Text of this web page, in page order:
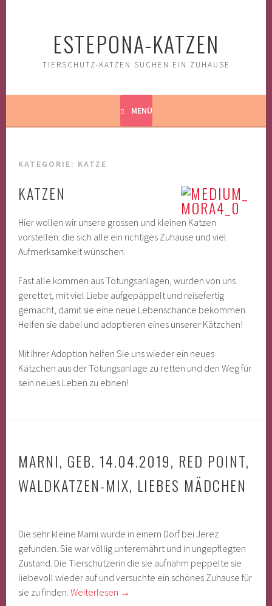
ESTEPONA-KATZEN
TIERSCHUTZ-KATZEN SUCHEN EIN ZUHAUSE
MENÜ
KATEGORIE: KATZE
KATZEN
Hier wollen wir unsere grossen und kleinen Katzen
vorstellen. die sich alle ein richtiges Zuhause und viel
Aufmerksamkeit wünschen.
Fast alle kommen aus Tötungsanlagen, wurden von uns
gerettet, mit viel Liebe aufgepäppelt und reisefertig
gemacht, damit sie eine neue Lebenschance bekommen.
Helfen sie dabei und adoptieren eines unserer Kätzchen!
Mit ihrer Adoption helfen Sie uns wieder ein neues
Kätzchen aus der Tötungsanlage zu retten und den Weg für
sein neues Leben zu ebnen!
MARNI, GEB. 14.04.2019, RED POINT,
WALDKATZEN-MIX, LIEBES MÄDCHEN
Die sehr kleine Marni wurde in einem Dorf bei Jerez
gefunden. Sie war völlig unterernährt und in ungepflegten
Zustand. Die Tierschützerin die sie aufnahm peppelte sie
liebevoll wieder auf und versuchte ein schönes Zuhause für
sie zu finden.Weiterlesen →